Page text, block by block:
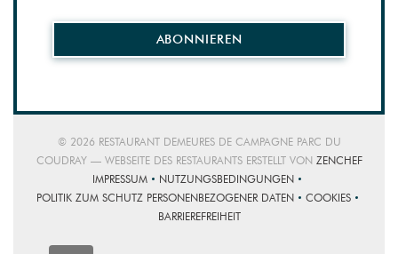
ABONNIEREN
© 2026 RESTAURANT DEMEURES DE CAMPAGNE PARC DU
COUDRAY — WEBSEITE DES RESTAURANTS ERSTELLT VON ZENCHEF
IMPRESSUM
((ÖFFNET EIN NEUES FENSTER))
NUTZUNGSBEDINGUNGEN
((ÖFFNET EIN NEUES FENSTER))
POLITIK ZUM SCHUTZ PERSONENBEZOGENER DATEN
((ÖFFNET EIN NEUES FENSTER))
COOKIES
((ÖFFNET EIN
BARRIEREFREIHEIT
((ÖFFNET EIN NEUES FENSTER))